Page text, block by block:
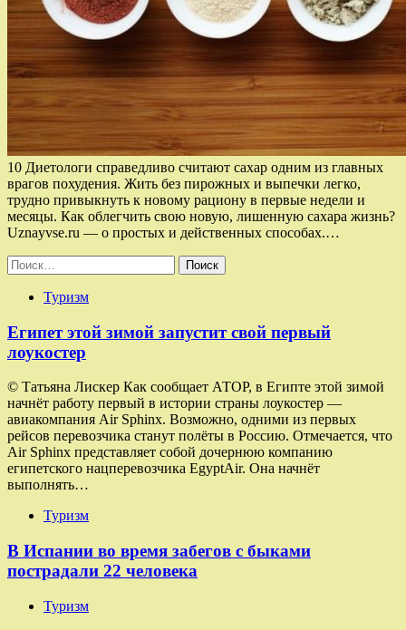
10 Диетологи справедливо считают сахар одним из главных
врагов похудения. Жить без пирожных и выпечки легко,
трудно привыкнуть к новому рациону в первые недели и
месяцы. Как облегчить свою новую, лишенную сахара жизнь?
Uznayvse.ru — о простых и действенных способах.…
Найти:
Туризм
Египет этой зимой запустит свой первый
лоукостер
© Татьяна Лискер Как сообщает АТОР, в Египте этой зимой
начнёт работу первый в истории страны лоукостер —
авиакомпания Air Sphinx. Возможно, одними из первых
рейсов перевозчика станут полёты в Россию. Отмечается, что
Air Sphinx представляет собой дочернюю компанию
египетского нацперевозчика EgyptAir. Она начнёт
выполнять…
Туризм
В Испании во время забегов с быками
пострадали 22 человека
Туризм